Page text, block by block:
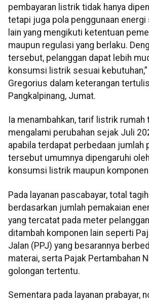
pembayaran listrik tidak hanya
tetapi juga pola penggunaan
lain yang mengikuti ketentuan
maupun regulasi yang berlaku.
tersebut, pelanggan dapat lebih
konsumsi listrik sesuai
Gregorius dalam keterangan
Pangkalpinang, Jumat.
Ia menambahkan, tarif listrik rumah
mengalami perubahan sejak Juli
apabila terdapat perbedaan jumlah
tersebut umumnya dipengaruhi
konsumsi listrik maupun komponen
Pada layanan pascabayar, total
berdasarkan jumlah pemakaian
yang tercatat pada meter
ditambah komponen lain seperti
Jalan (PPJ) yang besarannya
materai, serta Pajak Pertambahan
golongan tertentu.
Sementara pada layanan prabayar,